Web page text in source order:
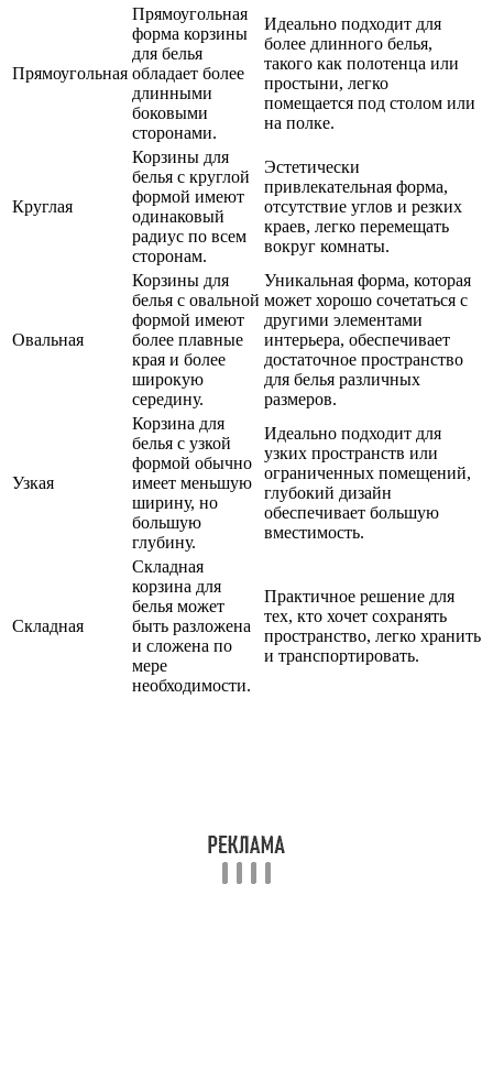
Прямоугольная
Прямоугольная
форма корзины
для белья
обладает более
длинными
боковыми
сторонами.
Идеально подходит для
более длинного белья,
такого как полотенца или
простыни, легко
помещается под столом или
на полке.
Круглая
Корзины для
белья с круглой
формой имеют
одинаковый
радиус по всем
сторонам.
Эстетически
привлекательная форма,
отсутствие углов и резких
краев, легко перемещать
вокруг комнаты.
Овальная
Корзины для
белья с овальной
формой имеют
более плавные
края и более
широкую
середину.
Уникальная форма, которая
может хорошо сочетаться с
другими элементами
интерьера, обеспечивает
достаточное пространство
для белья различных
размеров.
Узкая
Корзина для
белья с узкой
формой обычно
имеет меньшую
ширину, но
большую
глубину.
Идеально подходит для
узких пространств или
ограниченных помещений,
глубокий дизайн
обеспечивает большую
вместимость.
Складная
Складная
корзина для
белья может
быть разложена
и сложена по
мере
необходимости.
Практичное решение для
тех, кто хочет сохранять
пространство, легко хранить
и транспортировать.